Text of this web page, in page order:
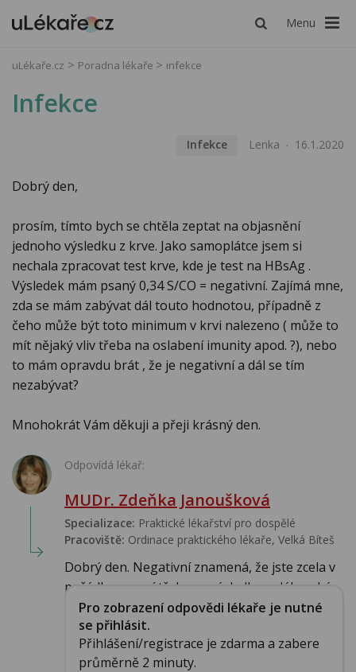
Menu
uLékaře.cz Poradna lékaře infekce
Infekce
Infekce Lenka 16.1.2020
Dobrý den,
prosím, tímto bych se chtěla zeptat na objasnění
jednoho výsledku z krve. Jako samoplátce jsem si
nechala zpracovat test krve, kde je test na HBsAg .
Výsledek mám psaný 0,34 S/CO = negativní. Zajímá mne,
zda se mám zabývat dál touto hodnotou, případně z
čeho může být toto minimum v krvi nalezeno ( může to
mít nějaký vliv třeba na oslabení imunity apod. ?), nebo
to mám opravdu brát , že je negativní a dál se tím
nezabývat?
Mnohokrát Vám děkuji a přeji krásný den.
Odpovídá lékař:
MUDr. Zdeňka Janoušková
Specializace: Praktické lékařství pro dospělé
Pracoviště: Ordinace praktického lékaře, Velká Bíteš
Dobrý den. Negativní znamená, že jste zcela v
pořádku a není třeba se výsledkem dále zabý...
Pro zobrazení odpovědi lékaře je nutné
se přihlásit.
Přihlášení/registrace je zdarma a zabere
průměrně 2 minuty.